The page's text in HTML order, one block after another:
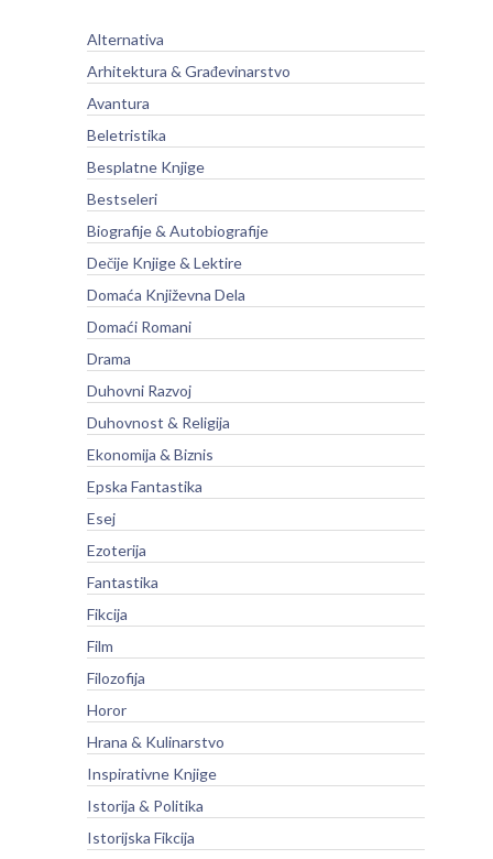
Alternativa
Arhitektura & Građevinarstvo
Avantura
Beletristika
Besplatne Knjige
Bestseleri
Biografije & Autobiografije
Dečije Knjige & Lektire
Domaća Književna Dela
Domaći Romani
Drama
Duhovni Razvoj
Duhovnost & Religija
Ekonomija & Biznis
Epska Fantastika
Esej
Ezoterija
Fantastika
Fikcija
Film
Filozofija
Horor
Hrana & Kulinarstvo
Inspirativne Knjige
Istorija & Politika
Istorijska Fikcija